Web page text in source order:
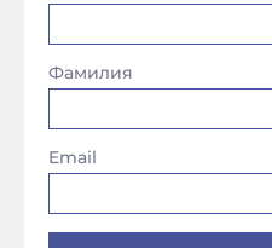
Фамилия
Email